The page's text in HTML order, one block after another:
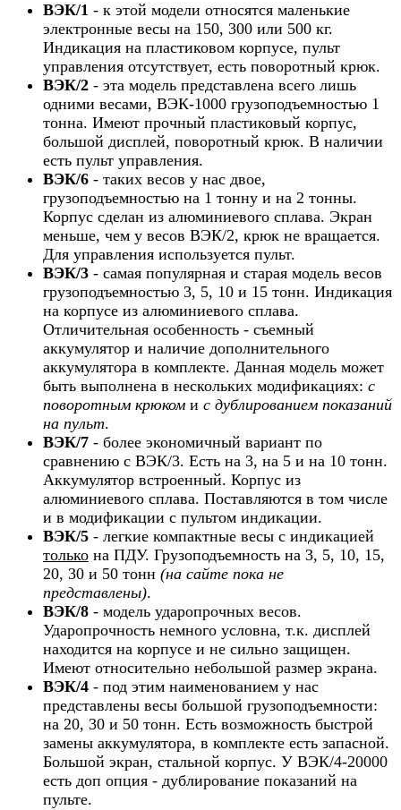
ВЭК/1 - к этой модели относятся маленькие
электронные весы на 150, 300 или 500 кг.
Индикация на пластиковом корпусе, пульт
управления отсутствует, есть поворотный крюк.
ВЭК/2 - эта модель представлена всего лишь
одними весами, ВЭК-1000 грузоподъемностью 1
тонна. Имеют прочный пластиковый корпус,
большой дисплей, поворотный крюк. В наличии
есть пульт управления.
ВЭК/6 - таких весов у нас двое,
грузоподъемностью на 1 тонну и на 2 тонны.
Корпус сделан из алюминиевого сплава. Экран
меньше, чем у весов ВЭК/2, крюк не вращается.
Для управления используется пульт.
ВЭК/3 - самая популярная и старая модель весов
грузоподъемностью 3, 5, 10 и 15 тонн. Индикация
на корпусе из алюминиевого сплава.
Отличительная особенность - съемный
аккумулятор и наличие дополнительного
аккумулятора в комплекте. Данная модель может
быть выполнена в нескольких модификациях: с
поворотным крюком и с дублированием показаний
на пульт.
ВЭК/7 - более экономичный вариант по
сравнению с ВЭК/3. Есть на 3, на 5 и на 10 тонн.
Аккумулятор встроенный. Корпус из
алюминиевого сплава. Поставляются в том числе
и в модификации с пультом индикации.
ВЭК/5 - легкие компактные весы с индикацией
только на ПДУ. Грузоподъемность на 3, 5, 10, 15,
20, 30 и 50 тонн (на сайте пока не
представлены).
ВЭК/8 - модель ударопрочных весов.
Ударопрочность немного условна, т.к. дисплей
находится на корпусе и не сильно защищен.
Имеют относительно небольшой размер экрана.
ВЭК/4 - под этим наименованием у нас
представлены весы большой грузоподъемности:
на 20, 30 и 50 тонн. Есть возможность быстрой
замены аккумулятора, в комплекте есть запасной.
Большой экран, стальной корпус. У ВЭК/4-20000
есть доп опция - дублирование показаний на
пульте.